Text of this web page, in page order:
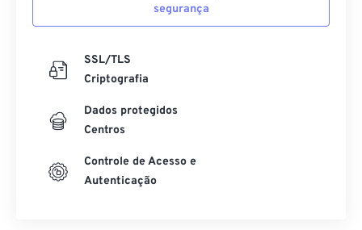
segurança
SSL/TLS
Criptografia
Dados protegidos
Centros
Controle de Acesso e
Autenticação